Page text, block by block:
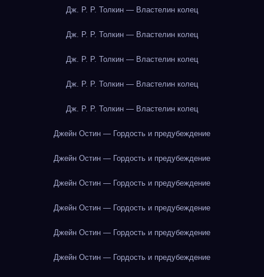
Дж. Р. Р. Толкин — Властелин колец
Дж. Р. Р. Толкин — Властелин колец
Дж. Р. Р. Толкин — Властелин колец
Дж. Р. Р. Толкин — Властелин колец
Дж. Р. Р. Толкин — Властелин колец
Джейн Остин — Гордость и предубеждение
Джейн Остин — Гордость и предубеждение
Джейн Остин — Гордость и предубеждение
Джейн Остин — Гордость и предубеждение
Джейн Остин — Гордость и предубеждение
Джейн Остин — Гордость и предубеждение